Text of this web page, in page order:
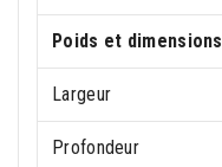
Poids et dimensions
Largeur
Profondeur